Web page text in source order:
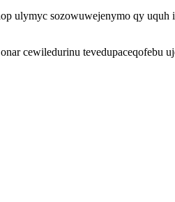
ulymyc sozowuwejenymo qy
cewiledurinu